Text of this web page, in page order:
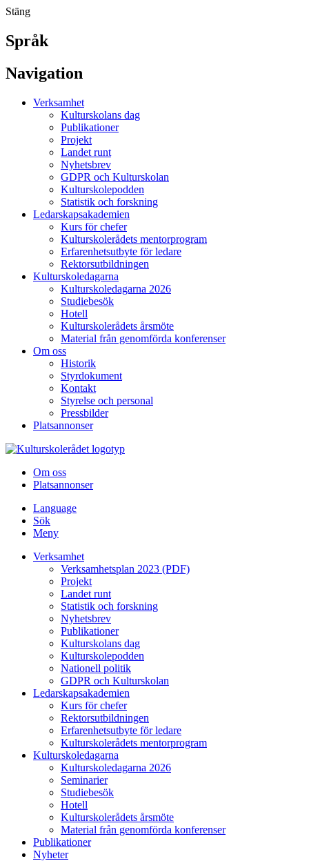
Stäng
Språk
Navigation
Verksamhet
Kulturskolans dag
Publikationer
Projekt
Landet runt
Nyhetsbrev
GDPR och Kulturskolan
Kulturskolepodden
Statistik och forskning
Ledarskapsakademien
Kurs för chefer
Kulturskolerådets mentorprogram
Erfarenhetsutbyte för ledare
Rektorsutbildningen
Kulturskoledagarna
Kulturskoledagarna 2026
Studiebesök
Hotell
Kulturskolerådets årsmöte
Material från genomförda konferenser
Om oss
Historik
Styrdokument
Kontakt
Styrelse och personal
Pressbilder
Platsannonser
Hoppa till innehållet
Om oss
Platsannonser
Language
Sök
Meny
Verksamhet
Verksamhetsplan 2023 (PDF)
Projekt
Landet runt
Statistik och forskning
Nyhetsbrev
Publikationer
Kulturskolans dag
Kulturskolepodden
Nationell politik
GDPR och Kulturskolan
Ledarskapsakademien
Kurs för chefer
Rektorsutbildningen
Erfarenhetsutbyte för ledare
Kulturskolerådets mentorprogram
Kulturskoledagarna
Kulturskoledagarna 2026
Seminarier
Studiebesök
Hotell
Kulturskolerådets årsmöte
Material från genomförda konferenser
Publikationer
Nyheter